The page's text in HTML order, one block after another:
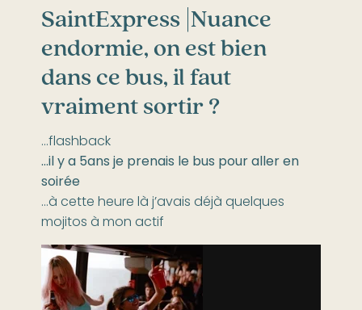
SaintExpress |Nuance
endormie, on est bien
dans ce bus, il faut
vraiment sortir ?
…flashback
…il y a 5ans je prenais le bus pour aller en
soirée
…à cette heure là j’avais déjà quelques
mojitos à mon actif